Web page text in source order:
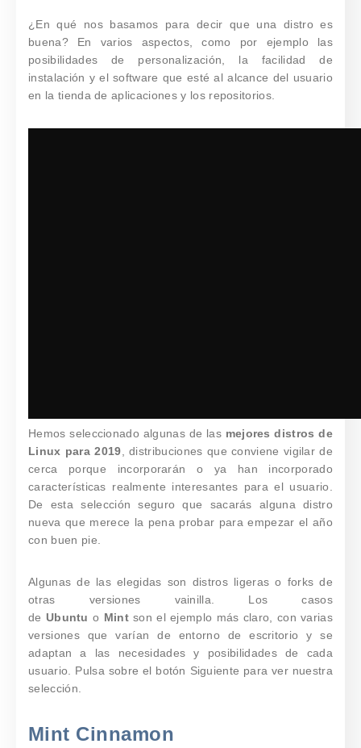
¿En qué nos basamos para decir que una distro es
buena? En varios aspectos, como por ejemplo las
posibilidades de personalización, la facilidad de
instalación y el software que esté al alcance del usuario
en la tienda de aplicaciones y los repositorios.
Hemos seleccionado algunas de las mejores distros de
Linux para 2019 , distribuciones que conviene vigilar de
cerca porque incorporarán o ya han incorporado
características realmente interesantes para el usuario.
De esta selección seguro que sacarás alguna distro
nueva que merece la pena probar para empezar el año
con buen pie.
Algunas de las elegidas son distros ligeras o forks de
otras versiones vainilla. Los casos
de Ubuntu o Mintson el ejemplo más claro, con varias
versiones que varían de entorno de escritorio y se
adaptan a las necesidades y posibilidades de cada
usuario. Pulsa sobre el botón Siguiente para ver nuestra
selección.
Mint Cinnamon